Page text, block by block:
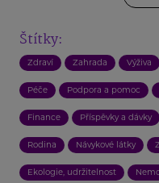
Štítky:
Zdraví Zahrada Výživa
Péče Podpora a pomoc
Finance Příspěvky a dávky
Rodina Návykové látky
Ekologie, udržitelnost